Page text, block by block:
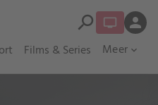
Films & Series Meer expand_more
search person